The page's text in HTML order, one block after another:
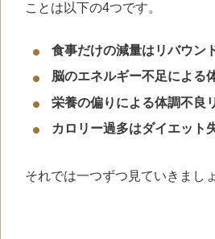
ことは以下の4つです。
食事だけの減量はリバウン
脳のエネルギー不足による
栄養の偏りによる体調不良
カロリー過多はダイエット
それでは一つずつ見ていきましょ